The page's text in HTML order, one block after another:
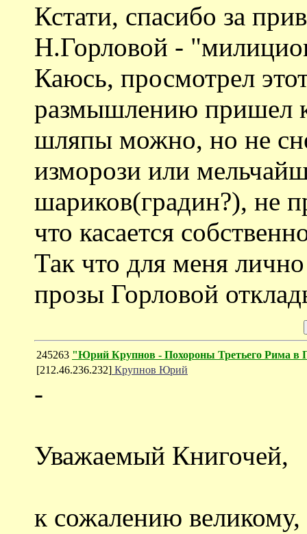
Кстати, спасибо за
Н.Горловой -
Каюсь, просмотрел
размышлению пришел
шляпы можно, но не
изморози или
шариков(градин?), не
что касается
Так что для меня
прозы Горловой
245263 "Юрий Крупнов - Похороны Третьего Рима в
[212.46.236.232] Крупнов Юрий
-
Уважаемый Книгочей,
к сожалению